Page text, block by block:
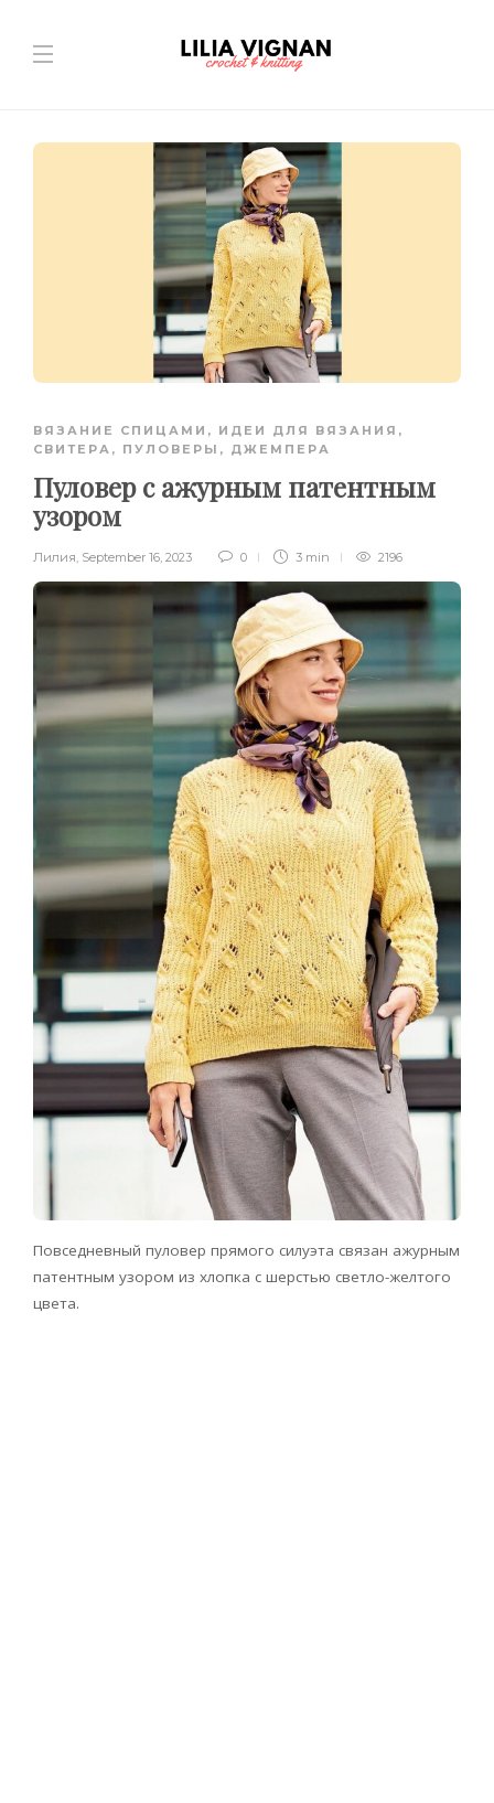
ВЯЗАНИЕ СПИЦАМИ , ИДЕИ ДЛЯ ВЯЗАНИЯ ,
СВИТЕРА, ПУЛОВЕРЫ, ДЖЕМПЕРА
Пуловер с ажурным патентным
узором
Лилия, September 16, 2023 0 3 min 2196
Повседневный пуловер прямого силуэта связан ажурным
патентным узором из хлопка с шерстью светло-желтого
цвета.